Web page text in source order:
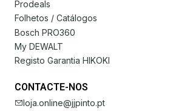
Prodeals
Folhetos / Catálogos
Bosch PRO360
My DEWALT
Registo Garantia HIKOKI
CONTACTE-NOS
loja.online@jjpinto.pt